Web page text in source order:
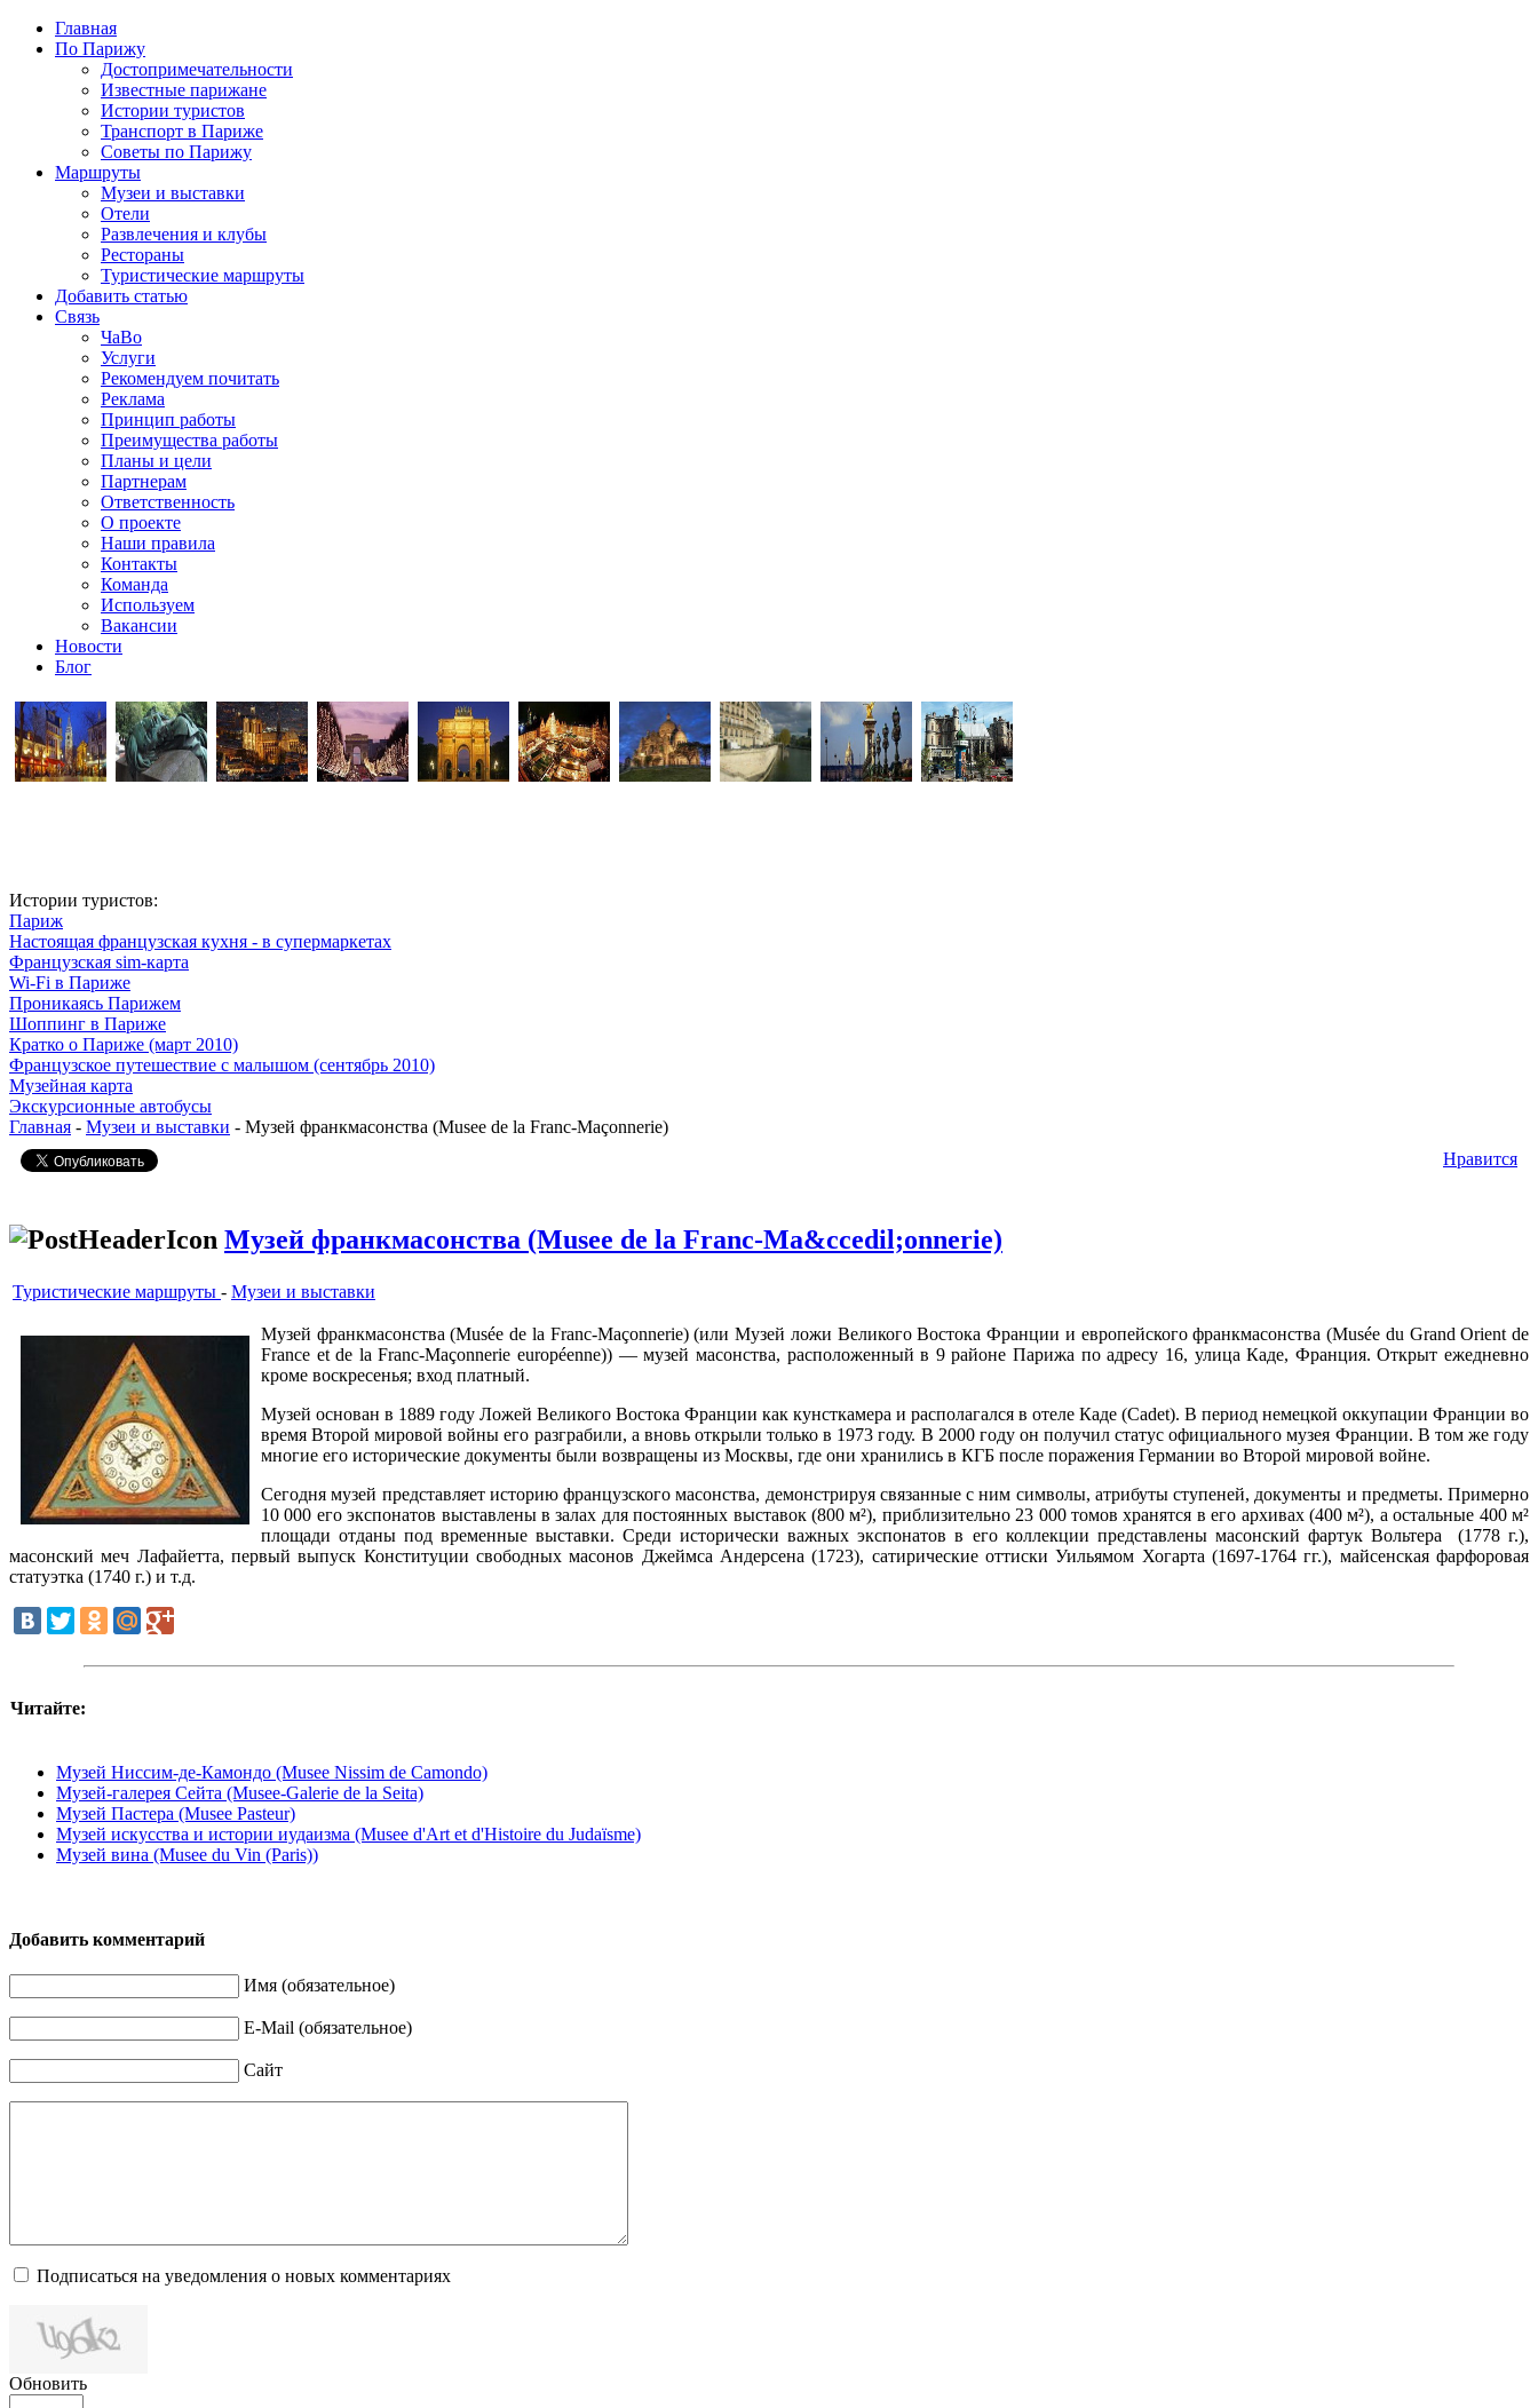
Главная
По Парижу
Достопримечательности
Известные парижане
Истории туристов
Транспорт в Париже
Советы по Парижу
Маршруты
Музеи и выставки
Отели
Развлечения и клубы
Рестораны
Туристические маршруты
Добавить статью
Связь
ЧаВо
Услуги
Рекомендуем почитать
Реклама
Принцип работы
Преимущества работы
Планы и цели
Партнерам
Ответственность
О проекте
Наши правила
Контакты
Команда
Используем
Вакансии
Новости
Блог
Истории туристов:
Париж
Настоящая французская кухня - в супермаркетах
Французская sim-карта
Wi-Fi в Париже
Проникаясь Парижем
Шоппинг в Париже
Кратко о Париже (март 2010)
Французское путешествие с малышом (сентябрь 2010)
Музейная карта
Экскурсионные автобусы
Главная - Музеи и выставки - Музей франкмасонства (Musee de la Franc-Maçonnerie)
Нравится
Музей франкмасонства (Musee de la Franc-Ma&ccedil;onnerie)
Туристические маршруты - Музеи и выставки
Музей франкмасонства (Musée de la Franc-Maçonnerie) (или Музей ложи Великого Востока Франции и европейского франкмасонства (Musée du Grand Orient de
France et de la Franc-Maçonnerie européenne)) — музей масонства, расположенный в 9 районе Парижа по адресу 16, улица Каде, Франция. Открыт ежедневно
кроме воскресенья; вход платный.
Музей основан в 1889 году Ложей Великого Востока Франции как кунсткамера и располагался в отеле Каде (Cadet). В период немецкой оккупации Франции во
время Второй мировой войны его разграбили, а вновь открыли только в 1973 году. В 2000 году он получил статус официального музея Франции. В том же году
многие его исторические документы были возвращены из Москвы, где они хранились в КГБ после поражения Германии во Второй мировой войне.
Сегодня музей представляет историю французского масонства, демонстрируя связанные с ним символы, атрибуты ступеней, документы и предметы. Примерно
10 000 его экспонатов выставлены в залах для постоянных выставок (800 м²), приблизительно 23 000 томов хранятся в его архивах (400 м²), а остальные 400 м²
площади отданы под временные выставки. Среди исторически важных экспонатов в его коллекции представлены масонский фартук Вольтера (1778 г.),
масонский меч Лафайетта, первый выпуск Конституции свободных масонов Джеймса Андерсена (1723), сатирические оттиски Уильямом Хогарта (1697-1764 гг.), майсенская фарфоровая
статуэтка (1740 г.) и т.д.
Читайте:
Музей Ниссим-де-Камондо (Musee Nissim de Camondo)
Музей-галерея Сейта (Musee-Galerie de la Seita)
Музей Пастера (Musee Pasteur)
Музей искусства и истории иудаизма (Musee d'Art et d'Histoire du Judaïsme)
Музей вина (Musee du Vin (Paris))
Добавить комментарий
Имя (обязательное)
E-Mail (обязательное)
Сайт
Подписаться на уведомления о новых комментариях
Обновить